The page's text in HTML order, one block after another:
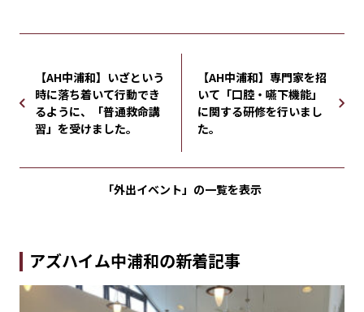
【AH中浦和】いざという
時に落ち着いて行動でき
るように、「普通救命講
習」を受けました。
【AH中浦和】専門家を招
いて「口腔・嚥下機能」
に関する研修を行いまし
た。
「外出イベント」の一覧を表示
アズハイム中浦和の新着記事